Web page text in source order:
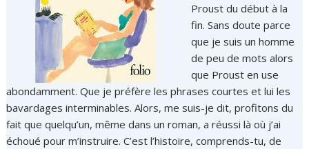
Proust du début à la
fin. Sans doute parce
que je suis un homme
de peu de mots alors
que Proust en use
abondamment. Que je préfère les phrases courtes et lui les
bavardages interminables. Alors, me suis-je dit, profitons du
fait que quelqu’un, même dans un roman, a réussi là où j’ai
échoué pour m’instruire. C’est l’histoire, comprends-tu, de